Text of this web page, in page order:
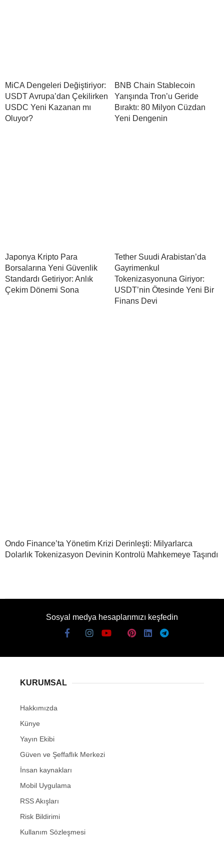
MiCA Dengeleri Değiştiriyor:
USDT Avrupa’dan Çekilirken
USDC Yeni Kazanan mı
Oluyor?
BNB Chain Stablecoin
Yarışında Tron’u Geride
Bıraktı: 80 Milyon Cüzdan
Yeni Dengenin
Japonya Kripto Para
Borsalarına Yeni Güvenlik
Standardı Getiriyor: Anlık
Çekim Dönemi Sona
Tether Suudi Arabistan’da
Gayrimenkul
Tokenizasyonuna Giriyor:
USDT’nin Ötesinde Yeni Bir
Finans Devi
Ondo Finance’ta Yönetim Krizi Derinleşti: Milyarlarca
Dolarlık Tokenizasyon Devinin Kontrolü Mahkemeye Taşındı
Sosyal medya hesaplarımızı keşfedin
KURUMSAL
Hakkımızda
Künye
Yayın Ekibi
Güven ve Şeffaflık Merkezi
İnsan kaynakları
Mobil Uygulama
RSS Akışları
Risk Bildirimi
Kullanım Sözleşmesi